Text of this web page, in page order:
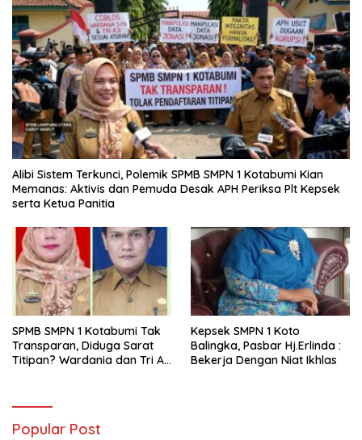
Alibi Sistem Terkunci, Polemik SPMB SMPN 1 Kotabumi Kian
Memanas: Aktivis dan Pemuda Desak APH Periksa Plt Kepsek
serta Ketua Panitia
SPMB SMPN 1 Kotabumi Tak
Transparan, Diduga Sarat
Titipan? Wardania dan Tri Aji
Kepsek SMPN 1 Koto
Balingka, Pasbar Hj.Erlinda :
Bekerja Dengan Niat Ikhlas
Popular Post